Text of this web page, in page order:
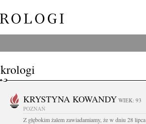
KRYSTYNA KOWANDY WIEK: 93
POZNAŃ
Z głębokim żalem zawiadamiamy, że w dniu 28 lipca